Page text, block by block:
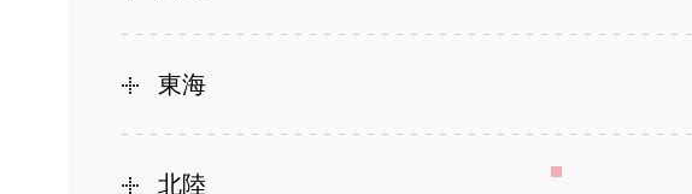
東海
北陸